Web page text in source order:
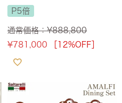
点セット バタフライFAB WA
LNUT 【送料無料/設置サービ
ス付】
P5倍
通常価格：¥888,800
¥781,000 ［12%OFF］